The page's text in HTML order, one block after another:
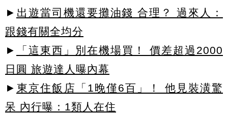
► 出遊當司機還要攤油錢 合理？ 過來人：
跟錢有關全均分
►
「這東西」別在機場買！ 價差超過2000
日圓 旅遊達人曝內幕
► 東京住飯店「1晚僅6百」！ 他見裝潢驚
呆 內行曝：1類人在住